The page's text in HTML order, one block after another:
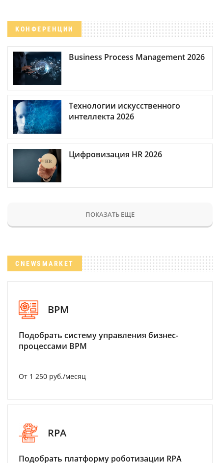
КОНФЕРЕНЦИИ
Business Process Management 2026
Технологии искусственного
интеллекта 2026
Цифровизация HR 2026
ПОКАЗАТЬ ЕЩЕ
CNEWSMARKET
BPM
Подобрать систему управления бизнес-
процессами BPM
От 1 250 руб./месяц
RPA
Подобрать платформу роботизации RPA